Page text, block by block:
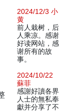
2024/12/3 小
黄
前人栽树，后
人乘凉。感谢
好读网站，感
谢所有的故
事。
2024/10/22
蘇菲
感謝好讀各界
人士的無私奉
獻并分享了不